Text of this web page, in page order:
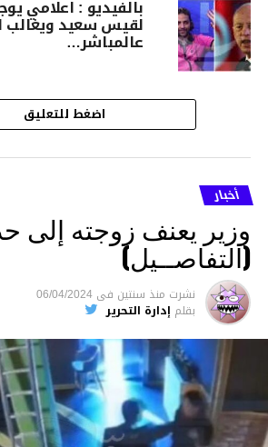
بالفيديو : اعلامي
لقيس سعيد ويغالب
عالمباشر…
اضغط للتعليق
أخبار
وزير يعنف زوجته إلى
(التفاصــيل)
نشرت منذ سنتين فى 06/04/2024
بقلم إدارة التحرير